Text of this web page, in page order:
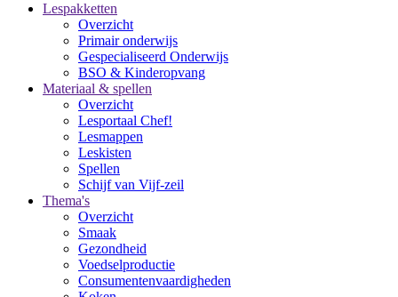
Lespakketten
Overzicht
Primair onderwijs
Gespecialiseerd Onderwijs
BSO & Kinderopvang
Materiaal & spellen
Overzicht
Lesportaal Chef!
Lesmappen
Leskisten
Spellen
Schijf van Vijf-zeil
Thema's
Overzicht
Smaak
Gezondheid
Voedselproductie
Consumentenvaardigheden